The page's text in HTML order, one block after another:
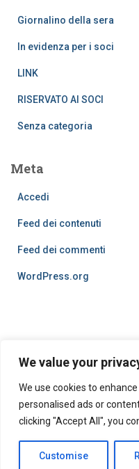
We value your
We use cookies to
personalised ads or
clicking "Accept All", you
Customise
Giornalino della sera
In evidenza per i soci
LINK
RISERVATO AI SOCI
Senza categoria
Meta
Accedi
Feed dei contenuti
Feed dei commenti
WordPress.org
PRIVACY
Hestia |